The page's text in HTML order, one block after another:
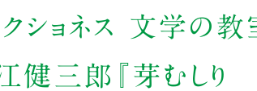
クショネス 文学の教
健三郎『芽むしり